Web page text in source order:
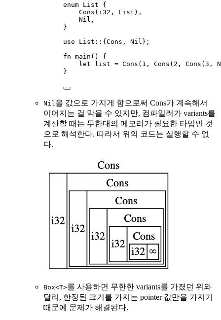
enum List {
Cons (i32, List),
Nil,
}
use List :: {Cons, Nil};
fn main () {
let
list = Cons ( 1 , Cons ( 2 , Cons (3 ,
}
Nil 을 값으로 가지게 함으로써 Cons가 계속해서
이어지는 걸 막을 수 있지만, 컴파일러가 variants를
계산할 때는 무한대의 메모리가 필요한 타입인 것
으로 해석한다. 따라서 위의 코드는 실행할 수 없
다.
Box<T>를 사용하면 무한한 variants를 가졌던 위와
달리, 한정된 크기를 가지는 pointer 값만을 가지기
때문에 문제가 해결된다.